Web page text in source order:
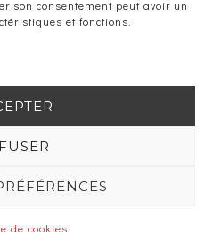
son consentement peut avoir un
et fonctions.
de cookies
| Crédit photoStudio Fegari